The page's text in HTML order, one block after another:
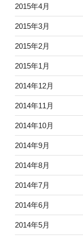
2015年4月
2015年3月
2015年2月
2015年1月
2014年12月
2014年11月
2014年10月
2014年9月
2014年8月
2014年7月
2014年6月
2014年5月